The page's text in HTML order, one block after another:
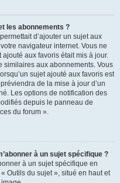
les abonnements ?
d’ajouter un sujet aux
navigateur internet. Vous ne
aux favoris était mis à jour.
similaires aux abonnements. Vous
sujet ajouté aux favoris est
de la mise à jour d’un
Les options de notification des
depuis le panneau de
du forum ».
à un sujet spécifique ?
à un sujet spécifique en
Outils du sujet », situé en haut et